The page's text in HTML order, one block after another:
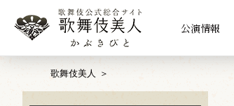
公演情報
歌舞伎美人